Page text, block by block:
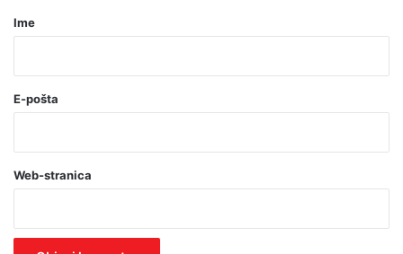
r
o
a
v
z
Ime
E-pošta
Web-stranica